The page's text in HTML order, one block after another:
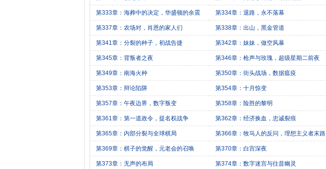
第333章：海葬中的决定，华盛顿的余震 第334章：退路，永不落幕
第337章：农场对，肖恩的家人们 第338章：出山，黑金管道
第341章：分裂的种子，初战告捷 第342章：妹妹，做空风暴
第345章：背叛者之夜 第346章：枪声与玫瑰，超级星期二前夜
第349章：南海火种 第350章：街头战场，数据瘟疫
第353章：辩论陷阱 第354章：十月惊变
第357章：午夜边界，数字叛变 第358章：险胜的黎明
第361章：第一道政令，提名权战争 第362章：经济换血，忠诚裂痕
第365章：内部分裂与全球棋局 第366章：牧马人的反问，理想主义者末路
第369章：棋子的觉醒，元老会的召唤 第370章：白宫深夜
第373章：无声的布局 第374章：数字迷宫与往昔幽灵